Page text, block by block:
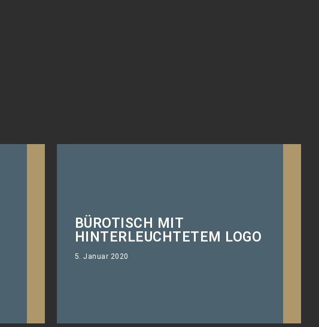
BÜROTISCH MIT
HINTERLEUCHTETEM LOGO
5. Januar 2020
Der Bürotisch mal anders
individualisieren.